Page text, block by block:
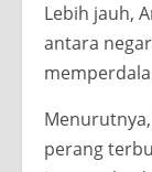
Lebih jauh,
antara
perang